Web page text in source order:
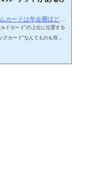
ドカード”の上位に位置する
クカード”なんてものも存在